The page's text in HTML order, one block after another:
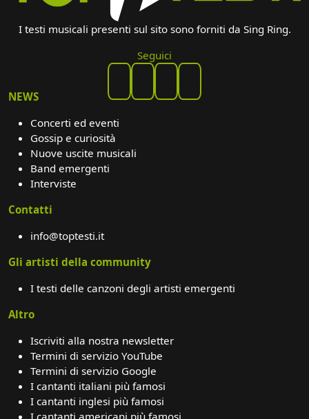
I testi musicali presenti sul sito sono forniti da Sing Ring.
Seguici
NEWS
Concerti ed eventi
Gossip e curiosità
Nuove uscite musicali
Band emergenti
Interviste
Contatti
info@toptesti.it
Gli artisti della community
I testi delle canzoni degli artisti emergenti
Altro
Iscriviti alla nostra newsletter
Termini di servizio YouTube
Termini di servizio Google
I cantanti italiani più famosi
I cantanti inglesi più famosi